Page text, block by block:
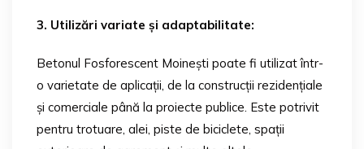
3. Utilizări variate și adaptabilitate:
Betonul Fosforescent Moinești poate fi utilizat într-
o varietate de aplicații, de la construcții rezidențiale
și comerciale până la proiecte publice. Este potrivit
pentru trotuare, alei, piste de biciclete, spații